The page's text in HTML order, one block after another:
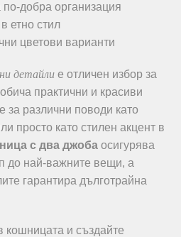
добра организация
етно стил
цветови варианти
детайли е отличен избор за
практични и красиви
различни поводи като
просто като стилен акцент в
с два джоба осигурява
до най-важните вещи, а
гарантира дълготрайна
кошницата и създайте